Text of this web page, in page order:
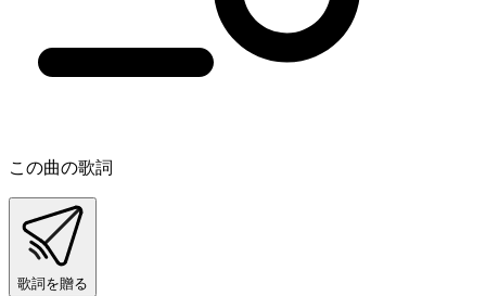
この曲の歌詞
歌詞を贈る